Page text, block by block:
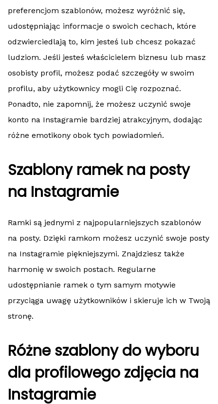
preferencjom szablonów, możesz wyróżnić się,
udostępniając informacje o swoich cechach, które
odzwierciedlają to, kim jesteś lub chcesz pokazać
ludziom. Jeśli jesteś właścicielem biznesu lub masz
osobisty profil, możesz podać szczegóły w swoim
profilu, aby użytkownicy mogli Cię rozpoznać.
Ponadto, nie zapomnij, że możesz uczynić swoje
konto na Instagramie bardziej atrakcyjnym, dodając
różne emotikony obok tych powiadomień.
Szablony ramek na posty
na Instagramie
Ramki są jednymi z najpopularniejszych szablonów
na posty. Dzięki ramkom możesz uczynić swoje posty
na Instagramie piękniejszymi. Znajdziesz także
harmonię w swoich postach. Regularne
udostępnianie ramek o tym samym motywie
przyciąga uwagę użytkowników i skieruje ich w Twoją
stronę.
Różne szablony do wyboru
dla profilowego zdjęcia na
Instagramie